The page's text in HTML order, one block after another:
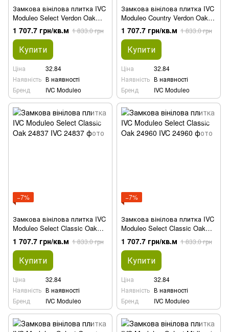
Замкова вінілова плитка IVC
Moduleo Select Verdon Oak
24866
1 707.7 грн/кв.м 1 833.0 грн
Купити
Ціна
32.84
Наявність В наявності
Бренд
IVC Moduleo
Замкова вінілова плитка IVC
Moduleo Country Verdon Oak
24130
1 707.7 грн/кв.м 1 833.0 грн
Купити
Ціна
32.84
Наявність В наявності
Бренд
IVC Moduleo
−7%
Замкова вінілова плитка IVC
Moduleo Select Classic Oak
24837
1 707.7 грн/кв.м 1 833.0 грн
Купити
Ціна
32.84
Наявність В наявності
Бренд
IVC Moduleo
−7%
Замкова вінілова плитка IVC
Moduleo Select Classic Oak
24960
1 707.7 грн/кв.м 1 833.0 грн
Купити
Ціна
32.84
Наявність В наявності
Бренд
IVC Moduleo